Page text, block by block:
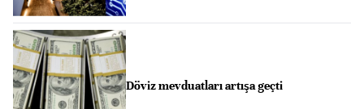
Döviz mevduatları artışa geçti